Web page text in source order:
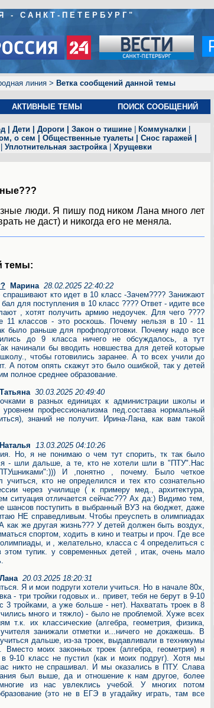
- САНКТ-ПЕТЕРБУРГ"
линия > Ветка сообщений данной темы
АКТИВНЫЕ ТЕМЫ ПОИСК СООБЩЕНИЙ
| Дети Дороги Закон о тишине| Коммуналки
о сем Общественные туалеты| Снос гаражей
Уплотнительная застройка| Хрущевки
люди. Я пишу под ником Лана много лет
не даст) и никогда его не меняла.
темы:
Марина 28.02.2025 22:40:22
кто идет в 10 класс -Зачем???? Занижают
для поступления в 10 класс ???? Ответ - идите все
, хотят получить армию недоучек. Для чего ????
11 классов - это роскошь. Почему нельзя в 10 - 11
было раньше для профподготовки. Почему надо все
до 9 класса ничего не обсуждалось, а тут
начинали бы вводить новшества для детей которые
чтобы готовились заранее. А то всех учили до
А потом опять скажут это было ошибкой, так у детей
полное среднее образование.
Татьяна 30.03.2025 20:49:40
в разных единицах к администрации школы и
профессионализма пед.состава нормальный
знаний не получит. Ирина-Лана, как вам такой
Наталья 13.03.2025 04:10:26
Но, я не понимаю о чем тут спорить, тк так было
- шли дальше, а те, кто не хотели шли в "ПТУ".Нас
И ,понятно , почему. Было четкое
учиться, кто не определился и тех кто сознательно
через училище ( к примеру мед., архитектура,
ситуация отличается сейчас??? Ах да:) Видимо тем,
шансов поступить в выбранный ВУЗ на бюджет, даже
НЕ справедливым. Чтобы преуспеть в олимпиадах
как же другая жизнь??? У детей должен быть воздух,
спортом, ходить в кино и театры и проч. Где все
и , желательно, класса с 4 определиться с
тупик. у современных детей , итак, очень мало
Лана 20.03.2025 18:20:31
Я и мои подруги хотели учиться. Но в начале 80х,
- три тройки годовых и.. привет, тебя не берут в 9-10
3 тройками, а уже больше - нет). Нахватать троек в 8
много и тяжло) - было не проблемой. Хуже всех
т.к. их классические (алгебра, геометрия, физика,
занижали отметки и...ничего не докажешь. В
дальше, из-за троек, выдавливали в техникумы
моих законных троек (алгебра, геометрия) я
9-10 класс не пустил (как и моих подруг). Хотя мы
никто не спрашивал. И мы оказались в ПТУ. Слава
был выше, да и отношение к нам другое, более
из нас увлеклись учебой. У многих потом
(это не в ЕГЭ в угадайку играть, там все